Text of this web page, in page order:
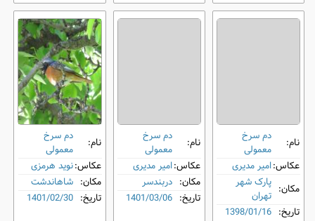
نام:
دم‌ سرخ
معمولی
عکاس:امیر مدیری
مکان: پارک شهر
تهران
تاریخ: 1398/01/16
نام:
دم‌ سرخ
معمولی
عکاس:امیر مدیری
مکان: دربندسر
تاریخ: 1401/03/06
نام:
دم‌ سرخ
معمولی
عکاس:نوید هرمزی
مکان: شاهاندشت
تاریخ: 1401/02/30